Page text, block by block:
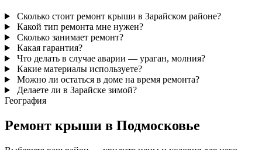
Сколько стоит ремонт крыши в Зарайском районе?
Какой тип ремонта мне нужен?
Сколько занимает ремонт?
Какая гарантия?
Что делать в случае аварии — ураган, молния?
Какие материалы используете?
Можно ли остаться в доме на время ремонта?
Делаете ли в Зарайске зимой?
География
Ремонт крыши в Подмосковье